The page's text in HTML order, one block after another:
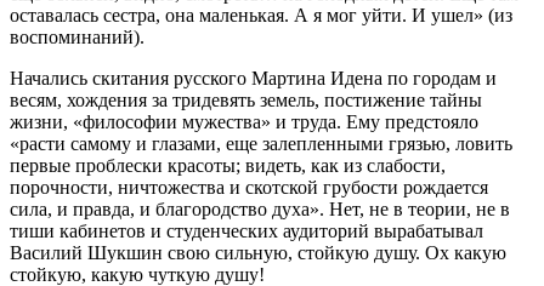
оставалась сестра, она маленькая. А я мог уйти. И ушел» (из
воспоминаний).
Начались скитания русского Мартина Идена по городам и
весям, хождения за тридевять земель, постижение тайны
жизни, «философии мужества» и труда. Ему предстояло
«расти самому и глазами, еще залепленными грязью, ловить
первые проблески красоты; видеть, как из слабости,
порочности, ничтожества и скотской грубости рождается
сила, и правда, и благородство духа». Нет, не в теории, не в
тиши кабинетов и студенческих аудиторий вырабатывал
Василий Шукшин свою сильную, стойкую душу. Ох какую
стойкую, какую чуткую душу!